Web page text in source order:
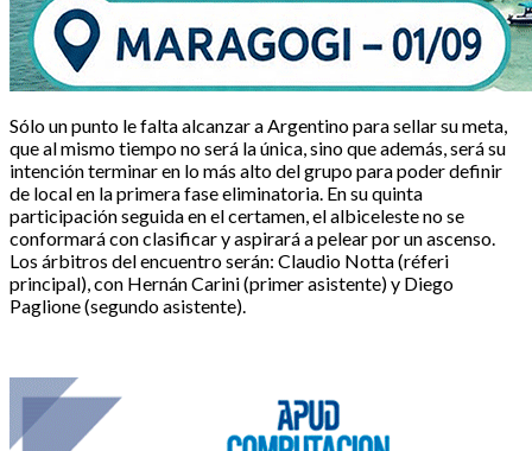
Sólo un punto le falta alcanzar a Argentino para sellar su meta,
que al mismo tiempo no será la única, sino que además, será su
intención terminar en lo más alto del grupo para poder definir
de local en la primera fase eliminatoria. En su quinta
participación seguida en el certamen, el albiceleste no se
conformará con clasificar y aspirará a pelear por un ascenso.
Los árbitros del encuentro serán: Claudio Notta (réferi
principal), con Hernán Carini (primer asistente) y Diego
Paglione (segundo asistente).